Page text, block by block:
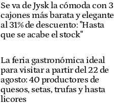
Se va de Jysk la cómoda con 3
cajones más barata y elegante
al 31% de descuento: "Hasta
que se acabe el stock"
La feria gastronómica ideal
para visitar a partir del 22 de
agosto: 40 productores de
quesos, setas, trufas y hasta
licores